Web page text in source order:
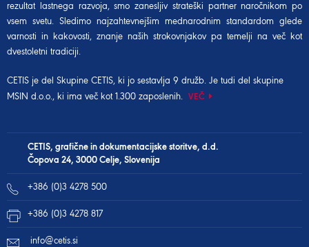
rezultat lastnega razvoja, smo zanesljiv strateški partner naročnikom po
vsem svetu. Sledimo najzahtevnejšim mednarodnim standardom glede
varnosti in kakovosti, znanje naših strokovnjakov pa temelji na več kot
dvestoletni tradiciji.
CETIS je del Skupine CETIS, ki jo sestavlja 9 družb. Je tudi del skupine
MSIN d.o.o., ki ima več kot 1.300 zaposlenih. VEČ
CETIS, grafične in dokumentacijske storitve, d.d.
Čopova 24, 3000 Celje, Slovenija
+386 (0)3 4278 500
+386 (0)3 4278 817
info@cetis.si